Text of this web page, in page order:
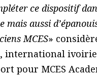
ce dispositif
mais aussi
MCES»
international
pour MCES